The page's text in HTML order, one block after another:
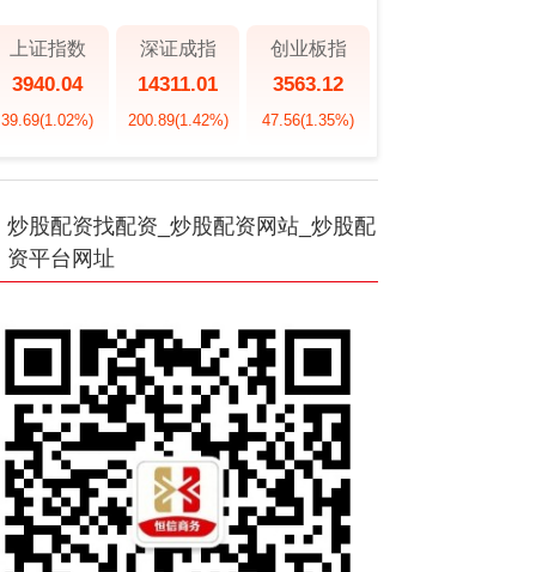
上证指数
3940.04
39.69(1.02%)
深证成指
14311.01
200.89(1.42%)
创业板指
3563.12
47.56(1.35%)
炒股配资找配资_炒股配资网站_炒股配
资平台网址